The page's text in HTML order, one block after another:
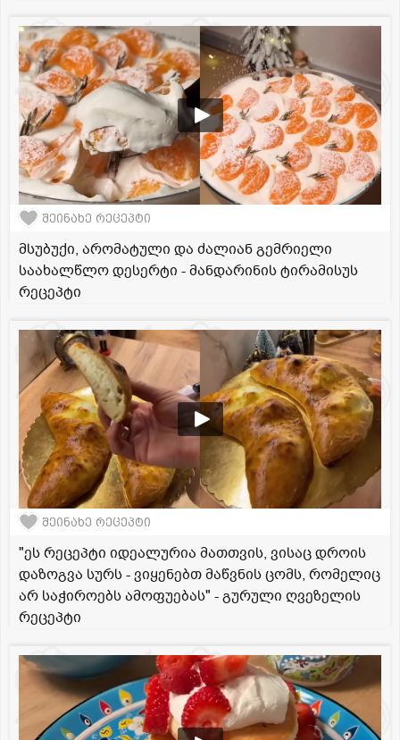
შეინახე რეცეპტი
მსუბუქი, არომატული და ძალიან გემრიელი
საახალწლო დესერტი - მანდარინის ტირამისუს
რეცეპტი
შეინახე რეცეპტი
"ეს რეცეპტი იდეალურია მათთვის, ვისაც დროის
დაზოგვა სურს - ვიყენებთ მაწვნის ცომს, რომელიც
არ საჭიროებს ამოფუებას" - გურული ღვეზელის
რეცეპტი